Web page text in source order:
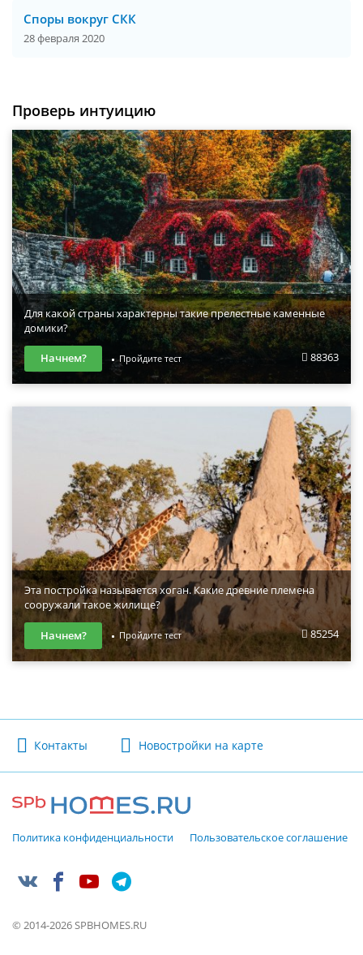
Споры вокруг СКК
28 февраля 2020
Проверь интуицию
Для какой страны характерны такие прелестные каменные
домики?
88363
Начнем? Пройдите тест
Эта постройка называется хоган. Какие древние племена
сооружали такое жилище?
85254
Начнем? Пройдите тест
Контакты Новостройки на карте
Политика конфиденциальности Пользовательское соглашение
© 2014-2026 SPBHOMES.RU